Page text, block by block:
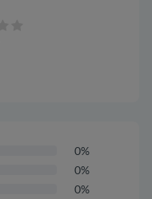
0%
0%
0%